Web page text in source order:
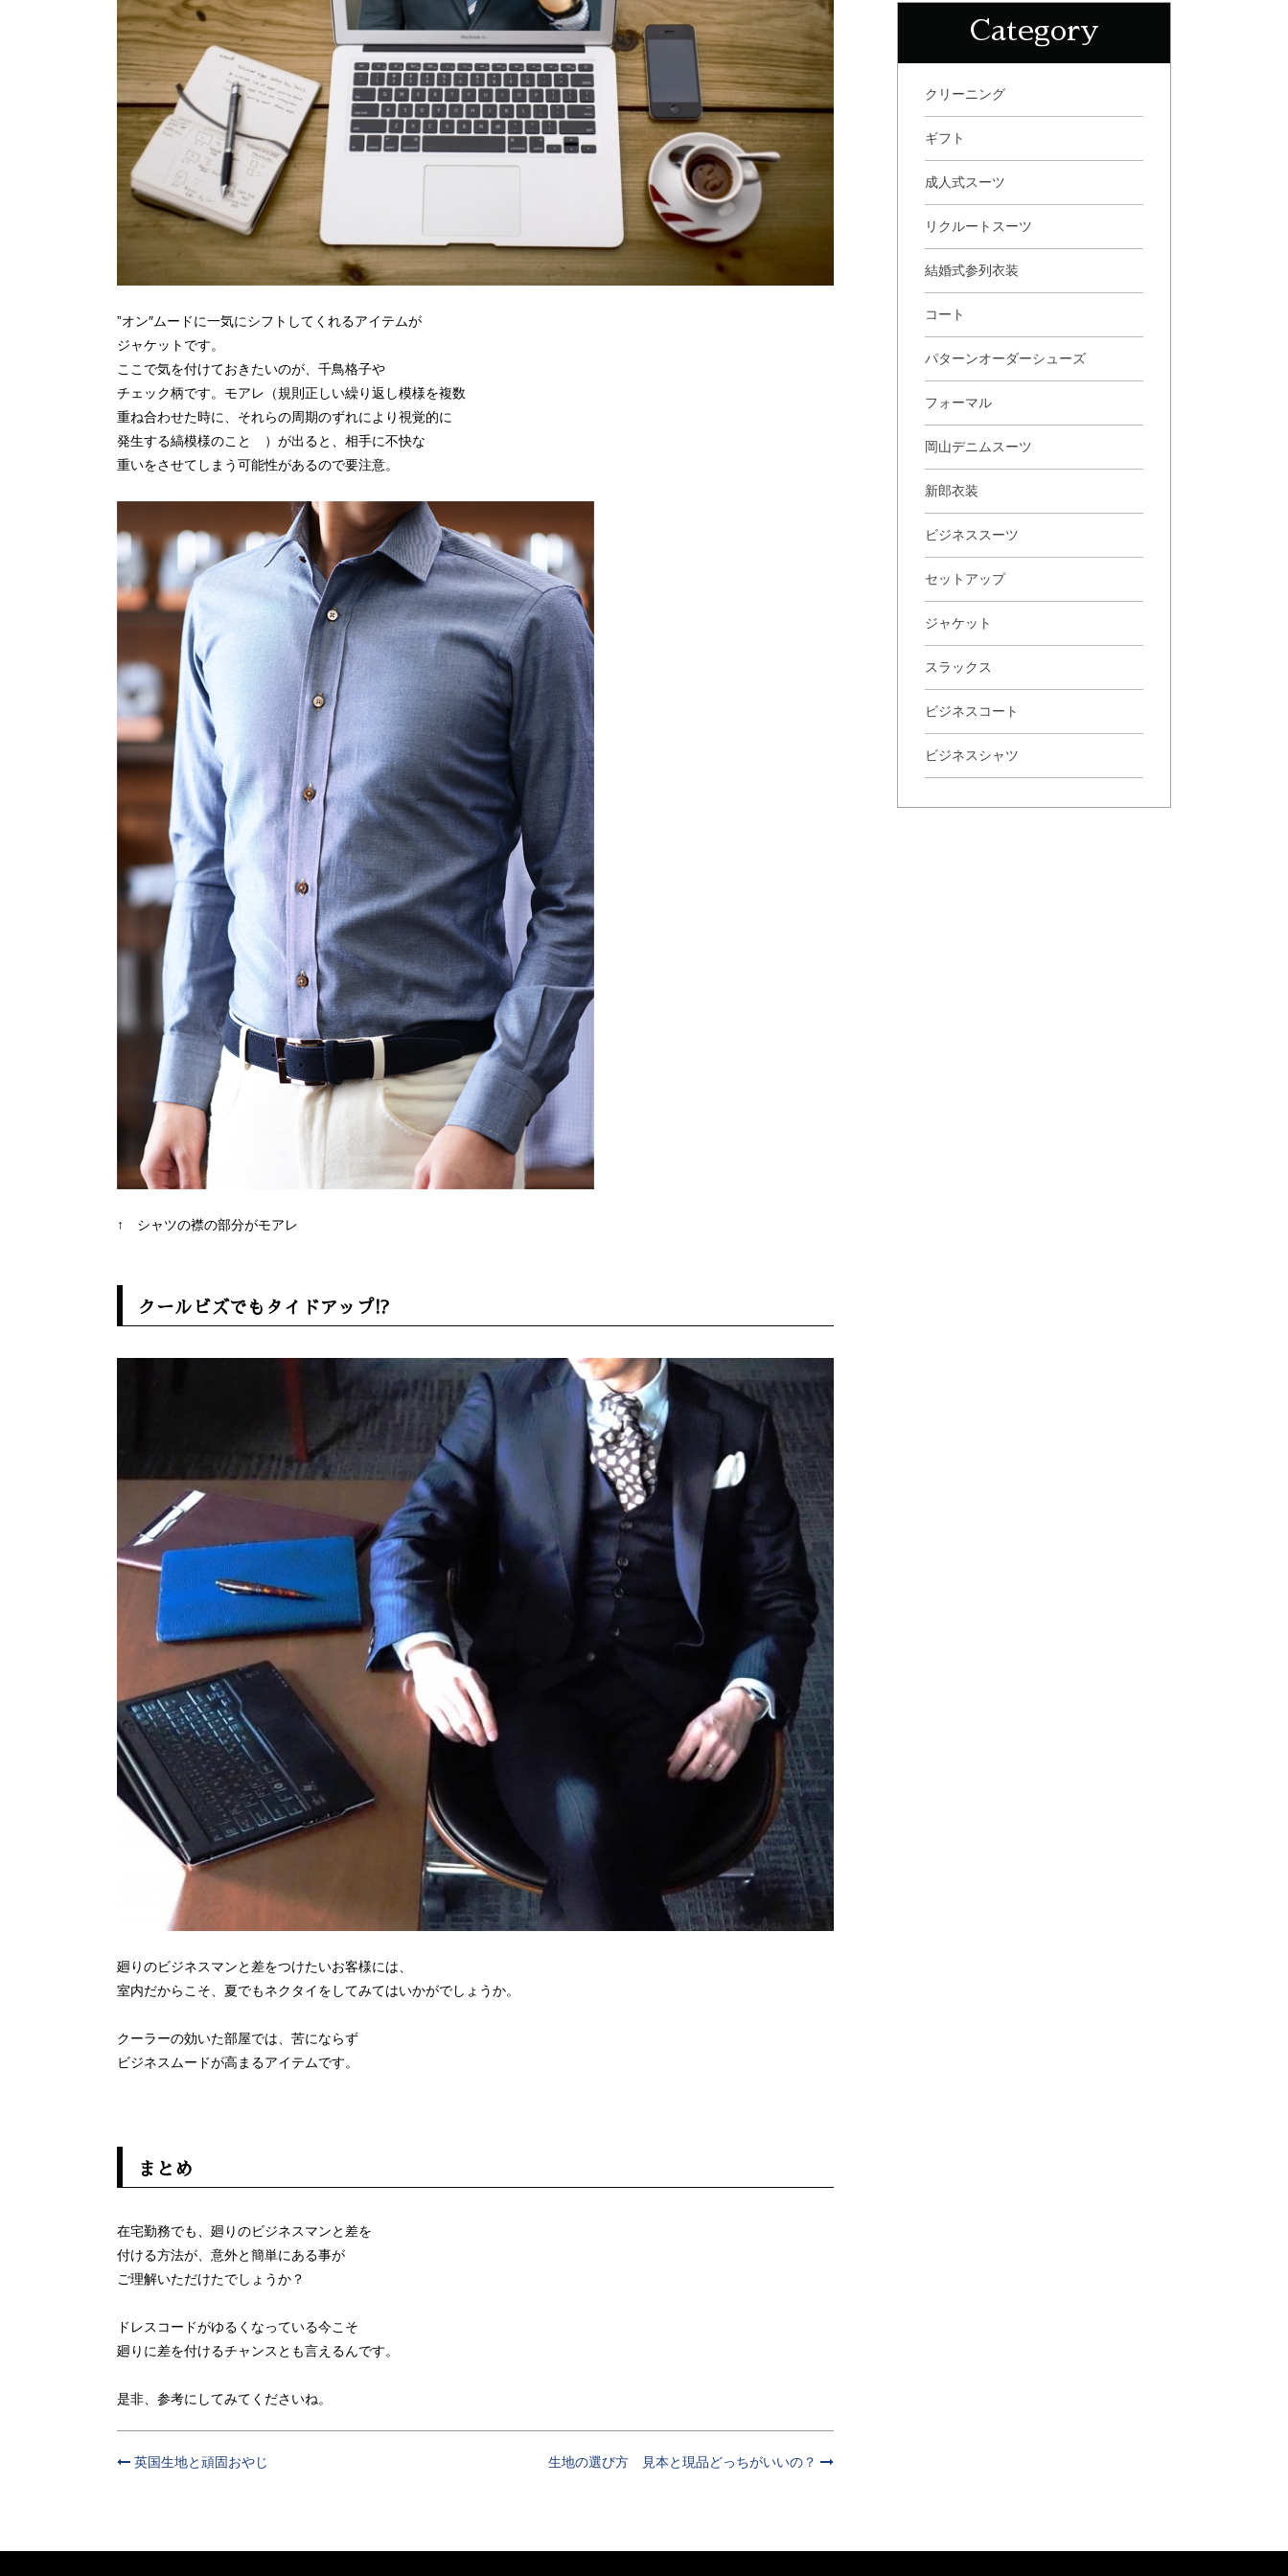
”オン″ムードに一気にシフトしてくれるアイテムが
ジャケットです。
ここで気を付けておきたいのが、千鳥格子や
チェック柄です。モアレ（規則正しい繰り返し模様を複数
重ね合わせた時に、それらの周期のずれにより視覚的に
発生する縞模様のこと ）が出ると、相手に不快な
重いをさせてしまう可能性があるので要注意。
↑ シャツの襟の部分がモアレ
クールビズでもタイドアップ!?
廻りのビジネスマンと差をつけたいお客様には、
室内だからこそ、夏でもネクタイをしてみてはいかがでしょうか。
クーラーの効いた部屋では、苦にならず
ビジネスムードが高まるアイテムです。
まとめ
在宅勤務でも、廻りのビジネスマンと差を
付ける方法が、意外と簡単にある事が
ご理解いただけたでしょうか？
ドレスコードがゆるくなっている今こそ
廻りに差を付けるチャンスとも言えるんです。
是非、参考にしてみてくださいね。
英国生地と頑固おやじ 生地の選び方 見本と現品どっちがいいの？
Category
クリーニング
ギフト
成人式スーツ
リクルートスーツ
結婚式参列衣装
コート
パターンオーダーシューズ
フォーマル
岡山デニムスーツ
新郎衣装
ビジネススーツ
セットアップ
ジャケット
スラックス
ビジネスコート
ビジネスシャツ